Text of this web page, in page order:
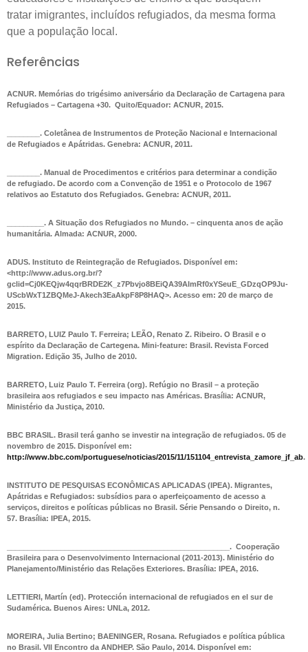
tratar imigrantes, incluídos refugiados, da mesma forma
que a população local.
Referências
ACNUR. Memórias do trigésimo aniversário da Declaração de Cartagena para
Refugiados – Cartagena +30. Quito/Equador: ACNUR, 2015.
________. Coletânea de Instrumentos de Proteção Nacional e Internacional
de Refugiados e Apátridas. Genebra: ACNUR, 2011.
________. Manual de Procedimentos e critérios para determinar a condição
de refugiado. De acordo com a Convenção de 1951 e o Protocolo de 1967
relativos ao Estatuto dos Refugiados. Genebra: ACNUR, 2011.
_________. A Situação dos Refugiados no Mundo. – cinquenta anos de ação
humanitária. Almada: ACNUR, 2000.
ADUS. Instituto de Reintegração de Refugiados. Disponível em:
<http://www.adus.org.br/?
gclid=Cj0KEQjw4qqrBRDE2K_z7Pbvjo8BEiQA39AImRf0xYSeuE_GDzqOP9Ju-
UScbWxT1ZBQMeJ-Akech3EaAkpF8P8HAQ>. Acesso em: 20 de março de
2015.
BARRETO, LUIZ Paulo T. Ferreira; LEÃO, Renato Z. Ribeiro. O Brasil e o
espírito da Declaração de Cartegena. Mini-feature: Brasil. Revista Forced
Migration. Edição 35, Julho de 2010.
BARRETO, Luiz Paulo T. Ferreira (org). Refúgio no Brasil – a proteção
brasileira aos refugiados e seu impacto nas Américas. Brasília: ACNUR,
Ministério da Justiça, 2010.
BBC BRASIL. Brasil terá ganho se investir na integração de refugiados. 05 de
novembro de 2015. Disponível em:
http://www.bbc.com/portuguese/noticias/2015/11/151104_entrevista_zamore_jf_ab.
INSTITUTO DE PESQUISAS ECONÔMICAS APLICADAS (IPEA). Migrantes,
Apátridas e Refugiados: subsídios para o aperfeiçoamento de acesso a
serviços, direitos e políticas públicas no Brasil. Série Pensando o Direito, n.
57. Brasília: IPEA, 2015.
______________________________________________________. Cooperação
Brasileira para o Desenvolvimento Internacional (2011-2013). Ministério do
Planejamento/Ministério das Relações Exteriores. Brasília: IPEA, 2016.
LETTIERI, Martín (ed). Protección internacional de refugiados en el sur de
Sudamérica. Buenos Aires: UNLa, 2012.
MOREIRA, Julia Bertino; BAENINGER, Rosana. Refugiados e política pública
no Brasil. VII Encontro da ANDHEP. São Paulo, 2014. Disponível em: